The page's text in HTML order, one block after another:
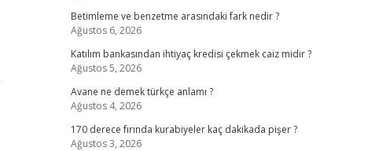
Betimleme ve benzetme arasındaki fark nedir ?
Ağustos 6, 2026
Katılım bankasından ihtiyaç kredisi çekmek caiz midir ?
Ağustos 5, 2026
Avane ne demek türkçe anlamı ?
Ağustos 4, 2026
170 derece fırında kurabiyeler kaç dakikada pişer ?
Ağustos 3, 2026